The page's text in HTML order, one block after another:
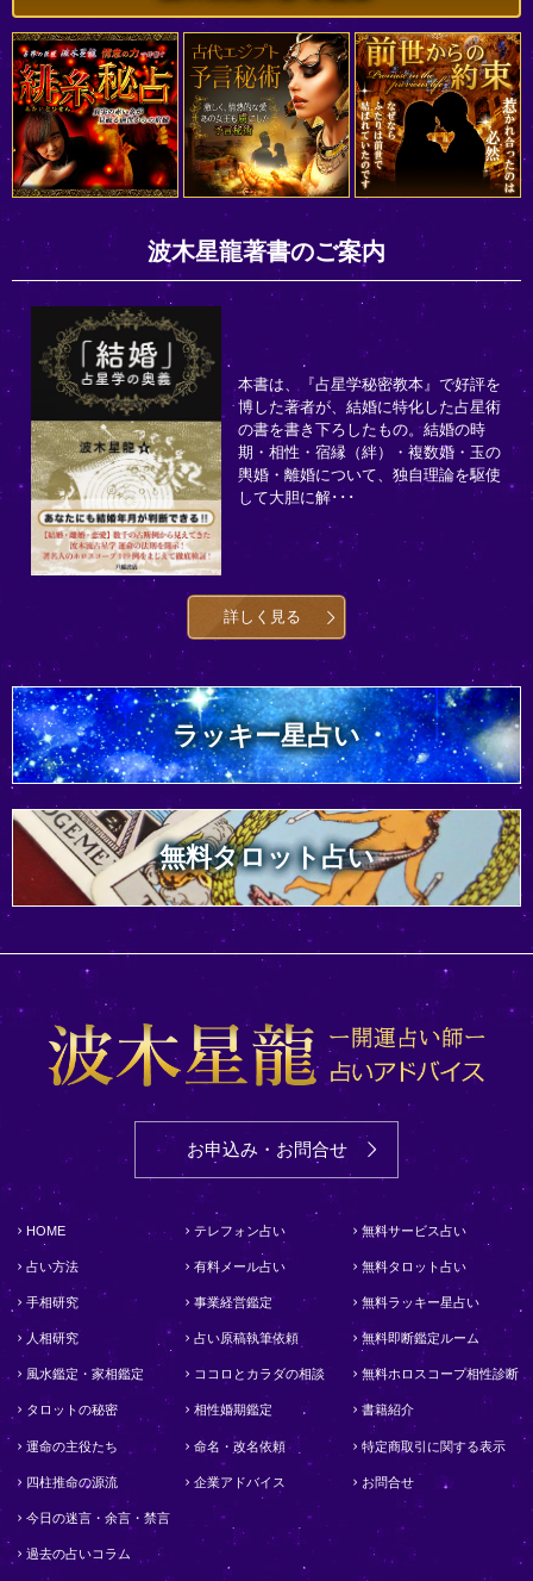
波木星龍著書のご案内
本書は、『占星学秘密教本』で好評を
博した著者が、結婚に特化した占星術
の書を書き下ろしたもの。結婚の時
期・相性・宿縁（絆）・複数婚・玉の
輿婚・離婚について、独自理論を駆使
して大胆に解･･･
詳しく見る
ラッキー星占い
無料タロット占い
お申込み・お問合せ
HOME
占い方法
手相研究
人相研究
風水鑑定・家相鑑定
タロットの秘密
運命の主役たち
四柱推命の源流
今日の迷言・余言・禁言
過去の占いコラム
テレフォン占い
有料メール占い
事業経営鑑定
占い原稿執筆依頼
ココロとカラダの相談
相性婚期鑑定
命名・改名依頼
企業アドバイス
無料サービス占い
無料タロット占い
無料ラッキー星占い
無料即断鑑定ルーム
無料ホロスコープ相性診断
書籍紹介
特定商取引に関する表示
お問合せ